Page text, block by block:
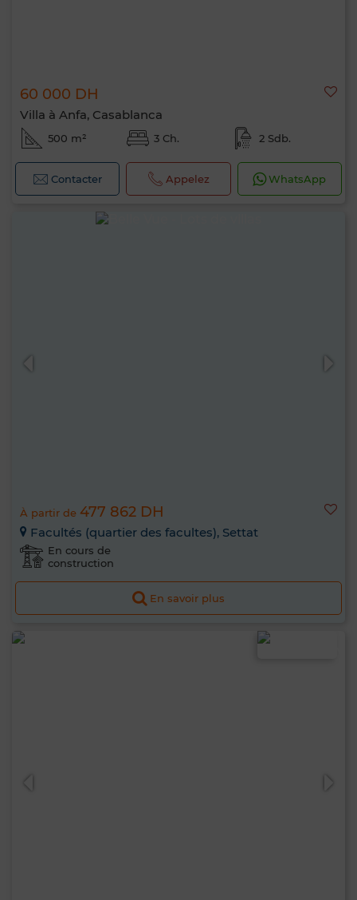
60 000 DH
Villa à Anfa, Casablanca
500 m² 3 Ch. 2 Sdb.
Contacter Appelez WhatsApp
À partir de 477 862 DH
Facultés (quartier des facultes), Settat
En cours de
construction
En savoir plus